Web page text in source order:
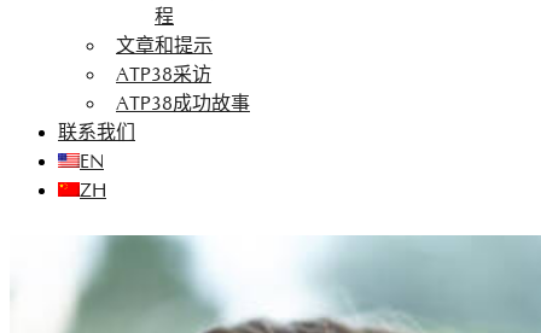
程
文章和提示
ATP38采访
ATP38成功故事
联系我们
EN
ZH